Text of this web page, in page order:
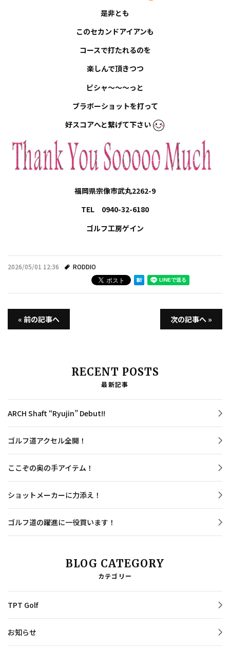
是非とも
このセカンドアイアンも
コースで打たれるのを
楽しんで頂きつつ
ピシャ～～～っと
ブラボーショットを打って
好スコアへと繋げて下さい
福岡県宗像市武丸2262-9
TEL 0940-32-6180
ゴルフ工房ゲイン
2026/05/01 12:36 RODDIO
« 前の記事へ 次の記事へ »
RECENT POSTS
最新記事
ARCH Shaft “Ryujin” Debut!!
ゴルフ道アクセル全開！
ここぞの奥の手アイテム！
ショットメーカーに力添え！
ゴルフ道の躍進に一役買います！
BLOG CATEGORY
カテゴリー
TPT Golf
お知らせ